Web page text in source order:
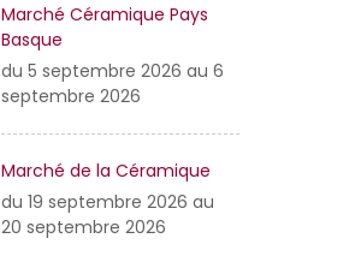
Marché Céramique Pays
Basque
du 5 septembre 2026 au 6
septembre 2026
Marché de la Céramique
du 19 septembre 2026 au
20 septembre 2026